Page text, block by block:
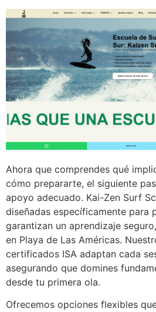
Ahora que comprendes qué
cómo prepararte, el siguiente
apoyo adecuado. Kai-Zen Surf
diseñadas específicamente para
garantizan un aprendizaje
en Playa de Las Américas.
certificados ISA adaptan cada
asegurando que domines
desde tu primera ola.
Ofrecemos opciones flexibles